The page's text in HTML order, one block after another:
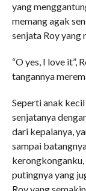
yang
memang agak
senjata Roy yang
“O yes, I love it”,
tangannya
Seperti anak
senjatanya
dari kepalanya,
sampai
putingnya yang